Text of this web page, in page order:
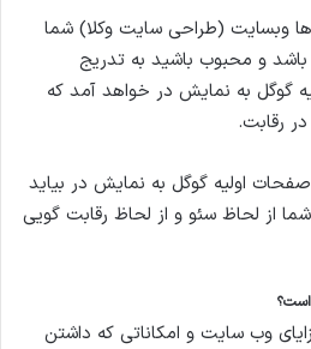
ها وبسایت (طراحی سایت وکلا) شما
باشد و محبوب باشید به تدریج
گوگل به نمایش در خواهد آمد که
رقابت.
اولیه گوگل به نمایش در بیاید
از لحاظ سئو و از لحاظ رقابت گویی
است؟
وب سایت و امکاناتی که داشتن